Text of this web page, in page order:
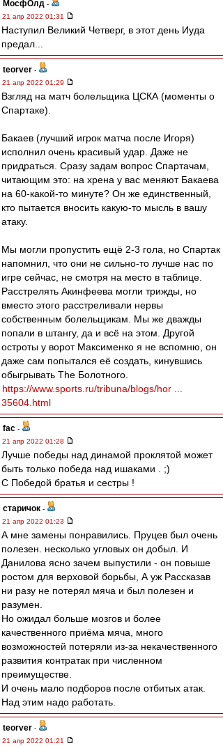
МосфОлд -
21 апр 2022 01:31
Наступил Великий Четверг, в этот день Иуда
предал...
teorver -
21 апр 2022 01:29
Взгляд на матч болельщика ЦСКА (моменты о
Спартаке).
Бакаев (лучший игрок матча после Игоря)
исполнил очень красивый удар. Даже не
придраться. Сразу задам вопрос Спартачам,
читающим это: на хрена у вас меняют Бакаева
на 60-какой-то минуте? Он же единственный,
кто пытается вносить какую-то мысль в вашу
атаку.
Мы могли пропустить ещё 2-3 гола, но Спартак
напомнил, что они не сильно-то лучше нас по
игре сейчас, не смотря на место в таблице.
Расстрелять Акинфеева могли трижды, но
вместо этого расстреливали нервы
собственным болельщикам. Мы же дважды
попали в штангу, да и всё на этом. Другой
остроты у ворот Максименко я не вспомню, он
даже сам попытался её создать, кинувшись
обыгрывать The Болотного.
https://www.sports.ru/tribuna/blogs/hor ...
35604.html
fac -
21 апр 2022 01:28
Лучше победы над динамой проклятой может
быть только победа над ишаками . ;)
С Победой братья и сестры !
старичок -
21 апр 2022 01:23
А мне замены понравились. Пруцев был очень
полезен. несколько угловых он добыл. И
Данилова ясно зачем выпустили - он повыше
ростом для верховой борьбы, А уж Рассказав
ни разу не потерял мяча и был полезен и
разумен.
Но ожидал больше мозгов и более
качественного приёма мяча, много
возможностей потеряли из-за некачественного
развития контратак при численном
преимуществе.
И очень мало подборов после отбитых атак.
Над этим надо работать.
teorver -
21 апр 2022 01:21